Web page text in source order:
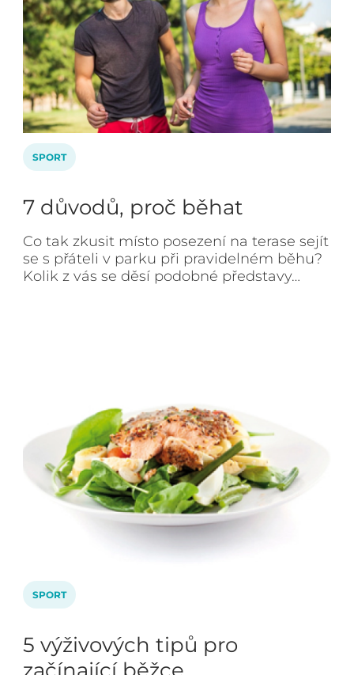
SPORT
7 důvodů, proč běhat
Co tak zkusit místo posezení na terase sejít
se s přáteli v parku při pravidelném běhu?
Kolik z vás se děsí podobné představy…
SPORT
5 výživových tipů pro